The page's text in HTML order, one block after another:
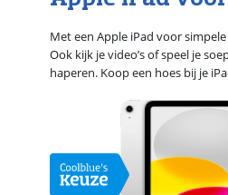
Met een Apple iPad voor
Ook kijk je video’s of speel je
haperen. Koop een hoes bij je